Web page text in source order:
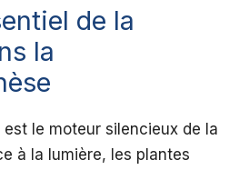
de la
la
le moteur silencieux de la
à la lumière, les plantes